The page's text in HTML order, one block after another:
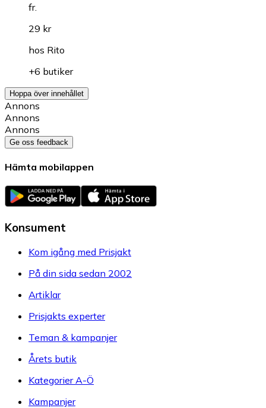
fr.
29 kr
hos Rito
+6 butiker
Hoppa över innehållet
Annons
Annons
Annons
Ge oss feedback
Hämta mobilappen
Konsument
Kom igång med Prisjakt
På din sida sedan 2002
Artiklar
Prisjakts experter
Teman & kampanjer
Årets butik
Kategorier A-Ö
Kampanjer